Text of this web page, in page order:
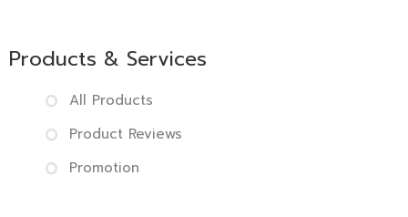
Products & Services
All Products
Product Reviews
Promotion